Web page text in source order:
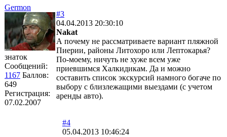
Germon
знаток
Сообщений:
1167 Баллов:
649
Регистрация:
07.02.2007
#3
04.04.2013 20:30:10
Nakat
А почему не рассматриваете вариант пляжной
Пиерии, районы Литохоро или Лептокарья?
По-моему, ничуть не хуже всем уже
приевшимся Халкидикам. Да и можно
составить список экскурсий намного богаче по
выбору с близлежащими выездами (с учетом
аренды авто).
#4
05.04.2013 10:46:24